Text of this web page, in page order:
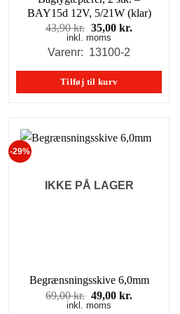
BAY15d 12V, 5/21W (klar)
43,90kr. Den
oprindelige
pris
43,90 kr..
35,00kr.
35,00 kr..
inkl. moms
Varenr: 13100-2
Tilføj til kurv
-29%
IKKE PÅ LAGER
Begrænsningsskive 6,0mm
69,00kr. Den
oprindelige
49,00kr.
inkl. moms